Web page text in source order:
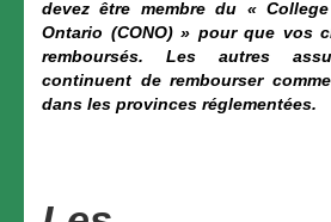
Nous joindre
English
devez être membre du «
Ontario (CONO) » pour que vos
remboursés. Les autres
continuent de rembourser
dans les provinces réglementées.